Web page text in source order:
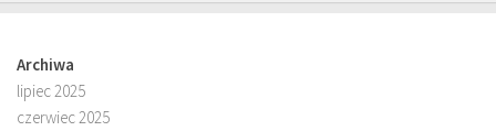
Archiwa
lipiec 2025
czerwiec 2025